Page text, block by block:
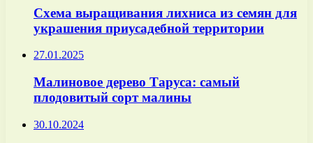
Схема выращивания лихниса из семян для
украшения приусадебной территории
27.01.2025
Малиновое дерево Таруса: самый
плодовитый сорт малины
30.10.2024